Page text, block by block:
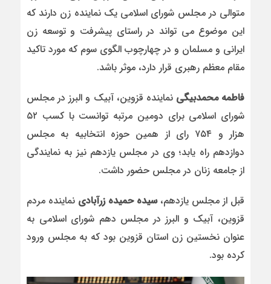
متوالی در مجلس شورای اسلامی یک نماینده زن دارند که
این موضوع می تواند در راستای پیشرفت و توسعه زن
ایرانی و مسلمان و در چهارچوب الگوی سوم که مورد تاکید
مقام معظم رهبری قرار دارد، موثر باشد.
فاطمه محمدبیگی نماینده قزوین، آبیک و البرز در مجلس
شورای اسلامی برای دومین مرتبه توانست با کسب ۵۲
هزار و ۷۵۴ رای از همین حوزه انتخابیه به مجلس
دوازدهم راه یابد؛ وی در مجلس یازدهم نیز به نمایندگی
از جامعه زنان در مجلس حضور داشت.
قبل از مجلس یازدهم،سیده حمیده زرآبادی نماینده مردم
قزوین، آبیک و البرز در مجلس دهم شورای اسلامی به
عنوان نخستین زن استان قزوین بود که به مجلس ورود
کرده بود.